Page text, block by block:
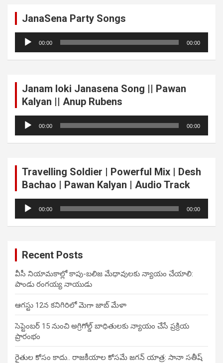
JanaSena Party Songs
Audio
Player
00:00 00:00
Janam loki Janasena Song || Pawan
Kalyan || Anup Rubens
Audio
Player
00:00 00:00
Travelling Soldier | Powerful Mix | Desh
Bachao | Pawan Kalyan | Audio Track
Audio
Player
00:00 00:00
Recent Posts
వీసీ నియామకాల్లో కాపు-బలిజ మేధావులకు న్యాయం చేయాలి:
పాండు రంగయ్య నాయుడు
ఆగస్టు 12న కనిగిరిలో మెగా జాబ్ మేళా
సెప్టెంబర్ 15 నుంచి అగ్రిగోల్డ్ బాధితులకు న్యాయం చేసే ప్రక్రియ
ప్రారంభం
రైతుల కోసం కాదు.. రాజకీయాల కోసమే జగన్ యాత్ర: సానా సతీష్